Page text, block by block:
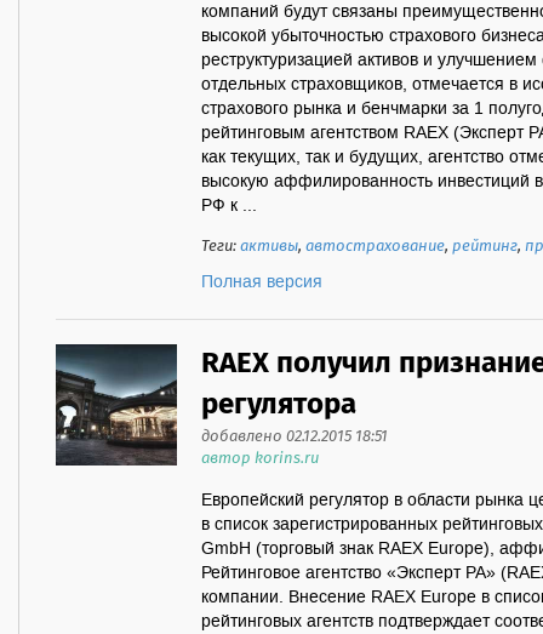
компаний будут связаны
высокой убыточностью страхового
реструктуризацией активов и
отдельных страховщиков, отмечается в
страхового рынка и бенчмарки за 1
рейтинговым агентством RAEX (Эксперт
как текущих, так и будущих, агентство
высокую аффилированность инвестиций
РФ к ...
Теги:активы,автострахование,рейтинг,
Полная версия
RAEX получил
регулятора
добавлено 02.12.2015 18:51
автор korins.ru
Европейский регулятор в области рынка
в список зарегистрированных
GmbH (торговый знак RAEX Europe),
Рейтинговое агентство «Эксперт РА»
компании. Внесение RAEX Europe в
рейтинговых агентств подтверждает